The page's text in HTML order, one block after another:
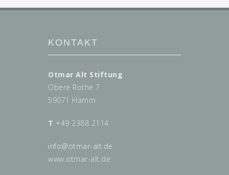
KONTAKT
Otmar Alt Stiftung
Obere Rothe 7
59071 Hamm
T +49 2388 2114
info@otmar-alt.de
www.otmar-alt.de